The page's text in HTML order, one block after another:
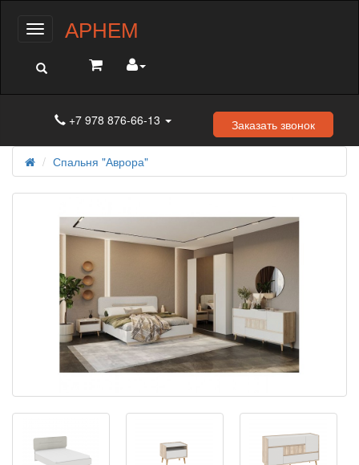
МенюАРНЕМ
+7 978 876-66-13 Заказать звонок
Спальня "Аврора"